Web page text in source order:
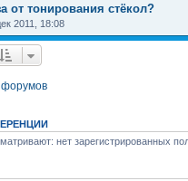
от тонирования стёкол?
2011, 18:08
форумов
нет зарегистрированных